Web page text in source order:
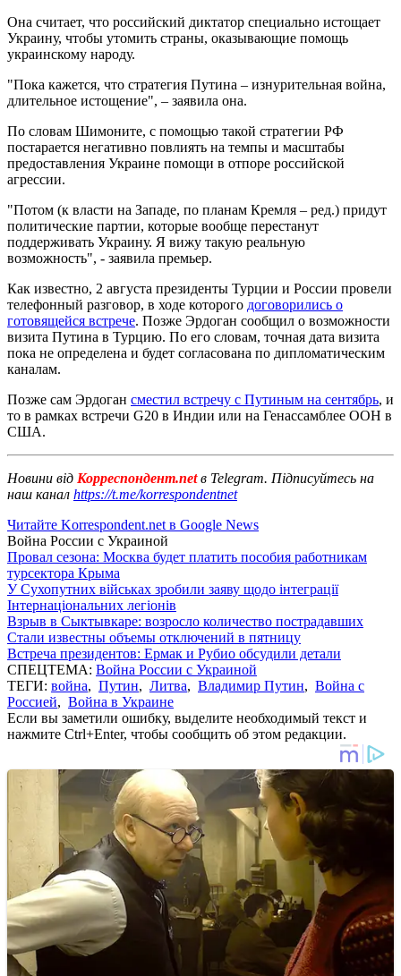
Она считает, что российский диктатор специально истощает
Украину, чтобы утомить страны, оказывающие помощь
украинскому народу.
"Пока кажется, что стратегия Путина – изнурительная война,
длительное истощение", – заявила она.
По словам Шимоните, с помощью такой стратегии РФ
постарается негативно повлиять на темпы и масштабы
предоставления Украине помощи в отпоре российской
агрессии.
"Потом (к власти на Западе, по планам Кремля – ред.) придут
политические партии, которые вообще перестанут
поддерживать Украину. Я вижу такую реальную
возможность", - заявила премьер.
Как известно, 2 августа президенты Турции и России провели
телефонный разговор, в ходе которого договорились о
готовящейся встрече. Позже Эрдоган сообщил о возможности
визита Путина в Турцию. По его словам, точная дата визита
пока не определена и будет согласована по дипломатическим
каналам.
Позже сам Эрдоган сместил встречу с Путиным на сентябрь, и
то в рамках встречи G20 в Индии или на Генассамблее ООН в
США.
Новини від Корреспондент.netв Telegram. Підписуйтесь на
наш канал https://t.me/korrespondentnet
Читайте Korrespondent.net в Google News
Война России с Украиной
Провал сезона: Москва будет платить пособия работникам
турсектора Крыма
У Сухопутних військах зробили заяву щодо інтеграції
Інтернаціональних легіонів
Взрыв в Сыктывкаре: возросло количество пострадавших
Стали известны объемы отключений в пятницу
Встреча президентов: Ермак и Рубио обсудили детали
СПЕЦТЕМА: Война России с Украиной
ТЕГИ: война, Путин, Литва, Владимир Путин, Война с
Россией, Война в Украине
Если вы заметили ошибку, выделите необходимый текст и
нажмите Ctrl+Enter, чтобы сообщить об этом редакции.